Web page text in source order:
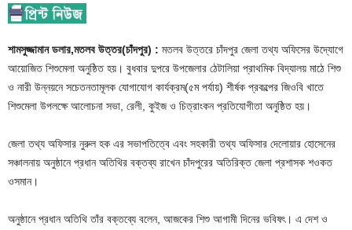
শামসুজ্জামান ডলার,মতলব উত্তর(চাঁদপুর) : মতলব উত্তরে চাঁদপুর জেলা তথ্য অফিসের উদ্যোগে
আয়োজিত শিশুমেলা অনুষ্ঠিত হয়। বুধবার দুপরে উপজেলার ঠেটালিয়া প্রাথমিক বিদ্যালয় মাঠে শিশু
ও নারী উন্নয়নে সচেতনতামূলক যোগাযোগ কার্যক্রম(৫ম পর্যায়) শীর্ষক প্রকল্পের জিওবি খাতে
শিশুমেলা উপলক্ষে আলোচনা সভা, রেলী, কুইজ ও চিত্রাংকন প্রতিযোগীতা অনুষ্ঠিত হয়।
জেলা তথ্য অফিসার নুরুল হক এর সভাপতিত্বে এবং সহকারী তথ্য অফিসার দেলোয়ার হোসেনের
সঞ্চালনায় অনুষ্ঠানে প্রধান অতিথির বক্তব্য রাখেন চাঁদপুরের অতিরিক্ত জেলা প্রশাসক শওকত
ওসমান।
অনুষ্ঠানে প্রধান অতিথি তাঁর বক্তব্যে বলেন, আজকের শিশু আগামী দিনের ভবিষৎ। এ দেশ ও